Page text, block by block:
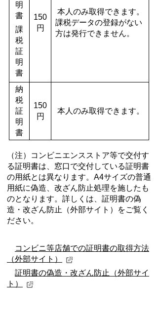
明
書
課
税
証
明
書
150
円
本人のみ取得できます。
課税データの登録がない
方は発行できません。
納
税
証
明
書
150
円
本人のみ取得できます。
（注）コンビニエンスストア等で交付す
る証明書は、窓口で交付している証明書
の用紙とは異なります。A4サイズの普通
用紙に偽造、改ざん防止処理を施したも
のとなります。詳しくは、証明書の偽
造・改ざん防止（外部サイト）をご覧く
ださい。
コンビニ等店舗での証明書の取得方法
（外部サイト）
証明書の偽造・改ざん防止（外部サイ
ト）